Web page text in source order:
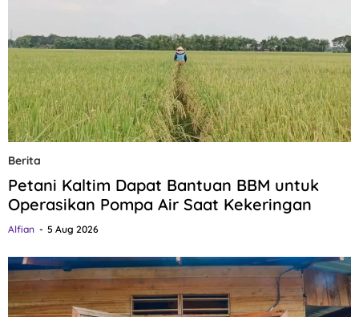
Berita
Petani Kaltim Dapat Bantuan BBM untuk
Operasikan Pompa Air Saat Kekeringan
Alfian 5 Aug 2026